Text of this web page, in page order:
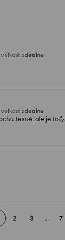
:ideálne
:ideálne
tesné, ale je
2 3 ... 7